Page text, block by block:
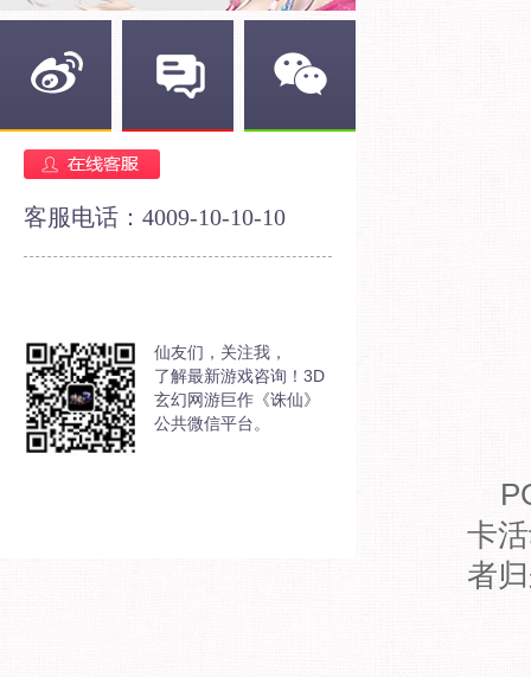
客服电话：4009-10-10-10
仙友们，关注我，
了解最新游戏咨询！3D
玄幻网游巨作《诛仙》
公共微信平台。
卡
者